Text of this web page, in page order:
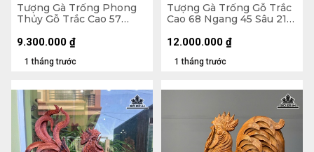
Tượng Gà Trống Phong
Thủy Gỗ Trắc Cao 57
1 tháng trước
9.300.000 ₫
Tượng Gà Trống Gỗ Trắc
Cao 68 Ngang 45 Sâu 21
1 tháng trước
12.000.000 ₫